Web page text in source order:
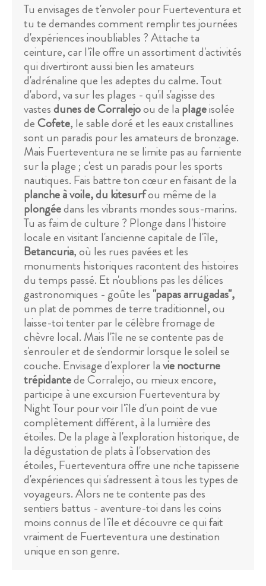
Tu envisages de t'envoler pour Fuerteventura et
tu te demandes comment remplir tes journées
d'expériences inoubliables ? Attache ta
ceinture, car l'île offre un assortiment d'activités
qui divertiront aussi bien les amateurs
d'adrénaline que les adeptes du calme. Tout
d'abord, va sur les plages - qu'il s'agisse des
vastesdunes de Corralejoou de la plageisolée
deCofete, le sable doré et les eaux cristallines
sont un paradis pour les amateurs de bronzage.
Mais Fuerteventura ne se limite pas au farniente
sur la plage ; c'est un paradis pour les sports
nautiques. Fais battre ton cœur en faisant de la
planche à voile, du kitesurfou même de la
plongéedans les vibrants mondes sous-marins.
Tu as faim de culture ? Plonge dans l'histoire
locale en visitant l'ancienne capitale de l'île,
Betancuria, où les rues pavées et les
monuments historiques racontent des histoires
du temps passé. Et n'oublions pas les délices
gastronomiques - goûte les "papas arrugadas",
un plat de pommes de terre traditionnel, ou
laisse-toi tenter par le célèbre fromage de
chèvre local. Mais l'île ne se contente pas de
s'enrouler et de s'endormir lorsque le soleil se
couche. Envisage d'explorer lavie nocturne
trépidantede Corralejo, ou mieux encore,
participe à une excursion Fuerteventura by
Night Tour pour voir l'île d'un point de vue
complètement différent, à la lumière des
étoiles. De la plage à l'exploration historique, de
la dégustation de plats à l'observation des
étoiles, Fuerteventura offre une riche tapisserie
d'expériences qui s'adressent à tous les types de
voyageurs. Alors ne te contente pas des
sentiers battus - aventure-toi dans les coins
moins connus de l'île et découvre ce qui fait
vraiment de Fuerteventura une destination
unique en son genre.